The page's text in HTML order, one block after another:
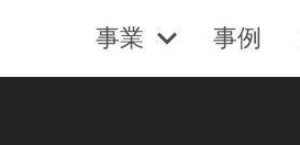
事業 事例